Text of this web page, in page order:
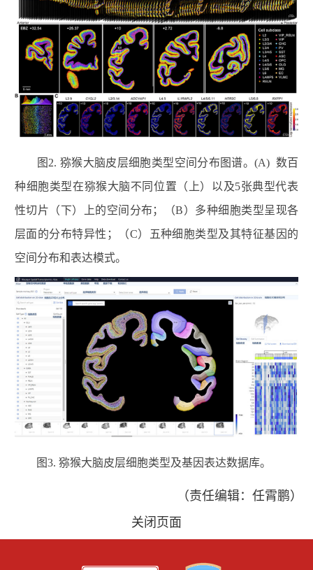
图2. 猕猴大脑皮层细胞类型空间分布图谱。(A) 数百
种细胞类型在猕猴大脑不同位置（上）以及5张典型代表
性切片（下）上的空间分布；（B）多种细胞类型呈现各
层面的分布特异性；（C）五种细胞类型及其特征基因的
空间分布和表达模式。
图3. 猕猴大脑皮层细胞类型及基因表达数据库。
（责任编辑：任霄鹏）
关闭页面